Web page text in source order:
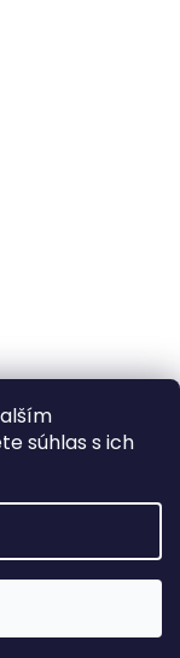
súhlas s ich
. Všetky práva